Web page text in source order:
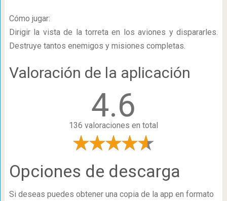
Cómo jugar:
Dirigir la vista de la torreta en los aviones y dispararles.
Destruye tantos enemigos y misiones completas.
Valoración de la aplicación
4.6
136 valoraciones en total
Opciones de descarga
Si deseas puedes obtener una copia de la app en formato